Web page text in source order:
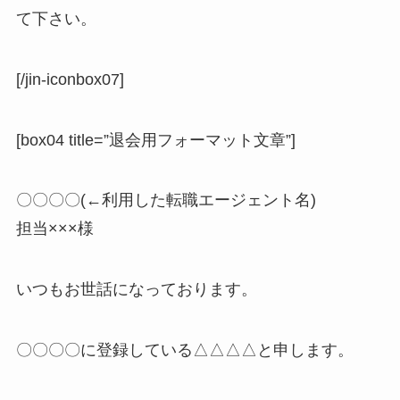
て下さい。
[/jin-iconbox07]
[box04 title=”退会用フォーマット文章”]
〇〇〇〇(←利用した転職エージェント名)
担当×××様
いつもお世話になっております。
〇〇〇〇に登録している△△△△と申します。